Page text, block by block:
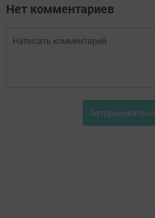
Нет комментариев
Авторизоваться